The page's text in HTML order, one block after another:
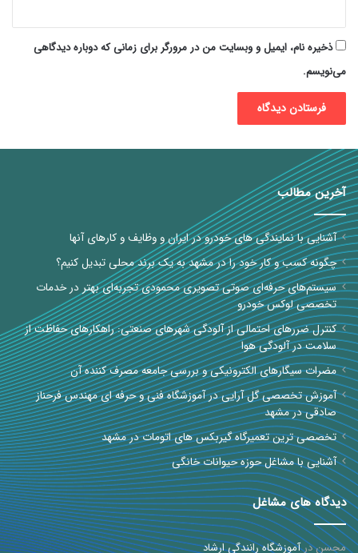
ذخیره نام، ایمیل و وبسایت من در مرورگر برای زمانی که دوباره دیدگاهی
می‌نویسم.
آخرین مطالب
آشنایی با نمایندگی های خودرو در ایران و وظایف و کارهای آنها
چگونه کسب و کار خود را در مشهد به یک برند محلی تبدیل کنیم؟
سیستم‌های حرفه‌ای صوتی تصویری محمودی تجربه‌ای بهتر در خدمات
تخصصی لوکس خودرو
کنترل ضررهای احتمالی از آلودگی شهرهای صنعتی: راهکارهای حفاظت از
سلامت در آلودگی هوا
مضرات سیگارهای الکترونیکی و بررسی جامعه مصرف کننده آن
آموزش تخصصی گل آرایی در آموزشگاه فنی و حرفه ای مهندس فرحناز
صادقی در مشهد
تخصصی ترین تعمیرگاه گیربکس های اتومات در مشهد
آشنایی با مشاغل حوزه حیوانات خانگی
دیدگاه های مشاغل
محسندرآموزشگاه رانندگی ارشاد